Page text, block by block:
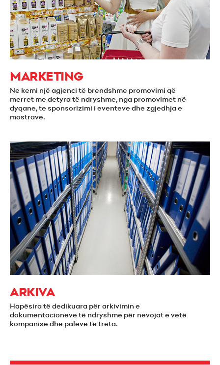
MARKETING
Ne kemi një agjenci të brendshme promovimi që
merret me detyra të ndryshme, nga promovimet në
dyqane, te sponsorizimi i eventeve dhe zgjedhja e
mostrave.
ARKIVA
Hapësira të dedikuara për arkivimin e
dokumentacioneve të ndryshme për nevojat e vetë
kompanisë dhe palëve të treta.